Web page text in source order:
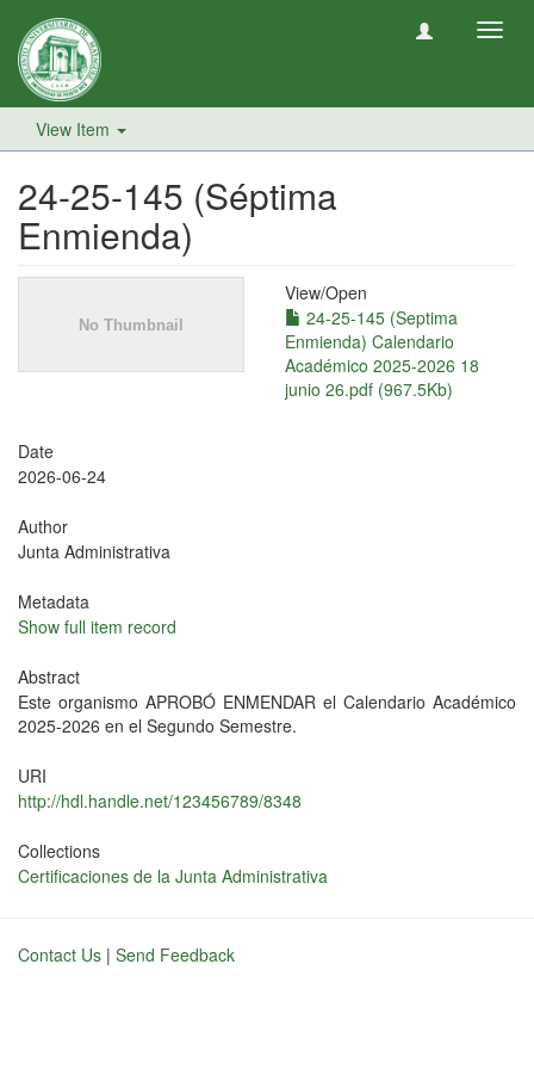
View Item
24-25-145 (Séptima
Enmienda)
View/Open
24-25-145 (Septima
Enmienda) Calendario
Académico 2025-2026 18
junio 26.pdf (967.5Kb)
Date
2026-06-24
Author
Junta Administrativa
Metadata
Show full item record
Abstract
Este organismo APROBÓ ENMENDAR el Calendario Académico
2025-2026 en el Segundo Semestre.
URI
http://hdl.handle.net/123456789/8348
Collections
Certificaciones de la Junta Administrativa
Contact Us | Send Feedback